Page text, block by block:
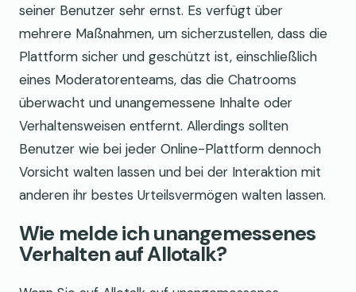
seiner Benutzer sehr ernst. Es verfügt über
mehrere Maßnahmen, um sicherzustellen, dass die
Plattform sicher und geschützt ist, einschließlich
eines Moderatorenteams, das die Chatrooms
überwacht und unangemessene Inhalte oder
Verhaltensweisen entfernt. Allerdings sollten
Benutzer wie bei jeder Online-Plattform dennoch
Vorsicht walten lassen und bei der Interaktion mit
anderen ihr bestes Urteilsvermögen walten lassen.
Wie melde ich unangemessenes
Verhalten auf Allotalk?